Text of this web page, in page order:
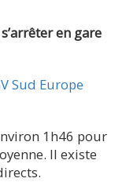
en gare
Sud Europe
1h46 pour
Il existe